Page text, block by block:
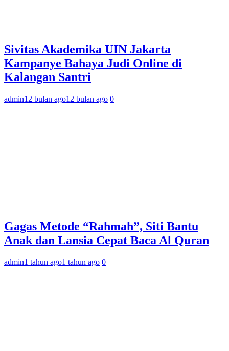
Sivitas Akademika UIN Jakarta
Kampanye Bahaya Judi Online di
Kalangan Santri
admin12 bulan ago12 bulan ago 0
Gagas Metode “Rahmah”, Siti Bantu
Anak dan Lansia Cepat Baca Al Quran
admin1 tahun ago1 tahun ago 0